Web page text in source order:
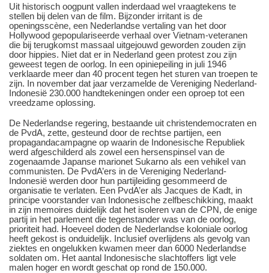
Uit historisch oogpunt vallen inderdaad wel vraagtekens te
stellen bij delen van de film. Bijzonder irritant is de
openingsscène, een Nederlandse vertaling van het door
Hollywood gepopulariseerde verhaal over Vietnam-veteranen
die bij terugkomst massaal uitgejouwd geworden zouden zijn
door hippies. Niet dat er in Nederland geen protest zou zijn
geweest tegen de oorlog. In een opiniepeiling in juli 1946
verklaarde meer dan 40 procent tegen het sturen van troepen te
zijn. In november dat jaar verzamelde de Vereniging Nederland-
Indonesië 230.000 handtekeningen onder een oproep tot een
vreedzame oplossing.
De Nederlandse regering, bestaande uit christendemocraten en
de PvdA, zette, gesteund door de rechtse partijen, een
propagandacampagne op waarin de Indonesische Republiek
werd afgeschilderd als zowel een hersenspinsel van de
zogenaamde Japanse marionet Sukarno als een vehikel van
communisten. De PvdA’ers in de Vereniging Nederland-
Indonesië werden door hun partijleiding gesommeerd de
organisatie te verlaten. Een PvdA’er als Jacques de Kadt, in
principe voorstander van Indonesische zelfbeschikking, maakt
in zijn memoires duidelijk dat het isoleren van de CPN, de enige
partij in het parlement die tegenstander was van de oorlog,
prioriteit had. Hoeveel doden de Nederlandse koloniale oorlog
heeft gekost is onduidelijk. Inclusief overlijdens als gevolg van
ziektes en ongelukken kwamen meer dan 6000 Nederlandse
soldaten om. Het aantal Indonesische slachtoffers ligt vele
malen hoger en wordt geschat op rond de 150.000.